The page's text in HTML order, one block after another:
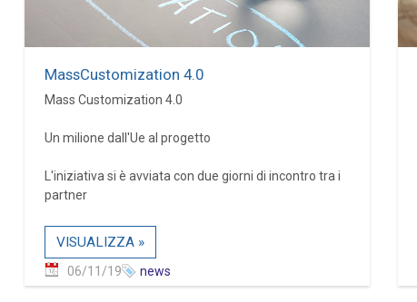
MassCustomization 4.0
Mass Customization 4.0
Un milione dall'Ue al progetto
L'iniziativa si è avviata con due giorni di incontro tra i
partner
VISUALIZZA »
06/11/19 news